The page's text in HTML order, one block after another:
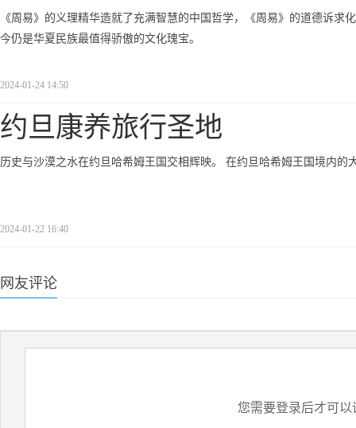
《周易》的义理精华造就了充满智慧的中国哲学，《周易》的道德诉
今仍是华夏民族最值得骄傲的文化瑰宝。
2024-01-24 14:50
约旦康养旅行圣地
历史与沙漠之水在约旦哈希姆王国交相辉映。 在约旦哈希姆王国境内的
2024-01-22 16:40
网友评论
您需要登录后才可以